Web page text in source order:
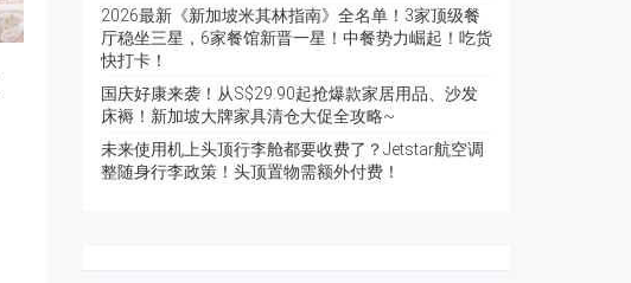
2026最新《新加坡米其林指南》全名单！3家顶级餐
厅稳坐三星，6家餐馆新晋一星！中餐势力崛起！吃货
快打卡！
国庆好康来袭！从S$29.90起抢爆款家居用品、沙发
床褥！新加坡大牌家具清仓大促全攻略~
未来使用机上头顶行李舱都要收费了？Jetstar航空调
整随身行李政策！头顶置物需额外付费！